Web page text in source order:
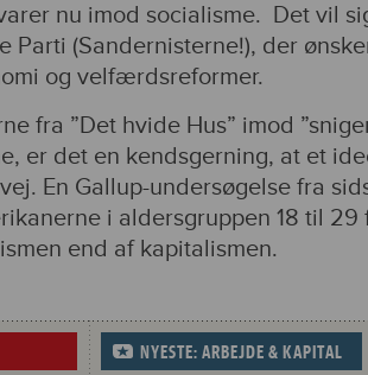
nu imod socialisme. Det vil
Parti (Sandernisterne!), der
og velfærdsreformer.
fra ”Det hvide Hus” imod
er det en kendsgerning, at et
En Gallup-undersøgelse fra
i aldersgruppen 18 til 29
end af kapitalismen.
NYESTE: ARBEJDE & KAPITAL